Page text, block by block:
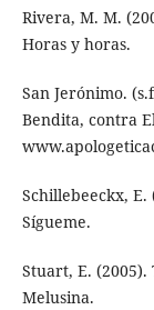
Rivera, M. M.
Horas y horas.
San Jerónimo.
Bendita, contra
Schillebeeckx, E.
Sígueme.
Stuart, E. (2005).
Melusina.